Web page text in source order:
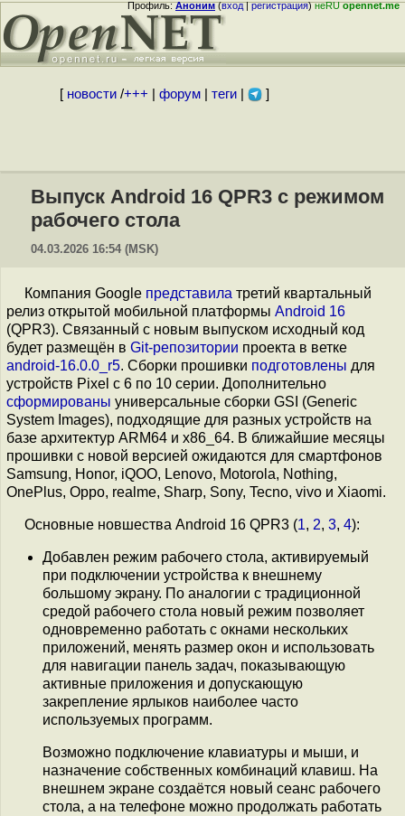
Профиль:Аноним(вход|регистрация)неRUopennet.me
[ новости/+++ форум| теги| ]
Выпуск Android 16 QPR3 с режимом
рабочего стола
04.03.2026 16:54 (MSK)
Компания Google представила третий квартальный
релиз открытой мобильной платформы Android 16
(QPR3). Связанный с новым выпуском исходный код
будет размещён в Git-репозитории проекта в ветке
android-16.0.0_r5. Сборки прошивки подготовлены для
устройств Pixel с 6 по 10 серии. Дополнительно
сформированы универсальные сборки GSI (Generic
System Images), подходящие для разных устройств на
базе архитектур ARM64 и x86_64. В ближайшие месяцы
прошивки с новой версией ожидаются для смартфонов
Samsung, Honor, iQOO, Lenovo, Motorola, Nothing,
OnePlus, Oppo, realme, Sharp, Sony, Tecno, vivo и Xiaomi.
Основные новшества Android 16 QPR3 (1, 2, 3, 4):
Добавлен режим рабочего стола, активируемый
при подключении устройства к внешнему
большому экрану. По аналогии с традиционной
средой рабочего стола новый режим позволяет
одновременно работать с окнами нескольких
приложений, менять размер окон и использовать
для навигации панель задач, показывающую
активные приложения и допускающую
закрепление ярлыков наиболее часто
используемых программ.
Возможно подключение клавиатуры и мыши, и
назначение собственных комбинаций клавиш. На
внешнем экране создаётся новый сеанс рабочего
стола, а на телефоне можно продолжать работать